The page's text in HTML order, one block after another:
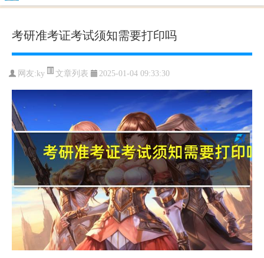
考研准考证考试须知需要打印吗
网友:ky 文章列表 2025-01-04 09:33:30